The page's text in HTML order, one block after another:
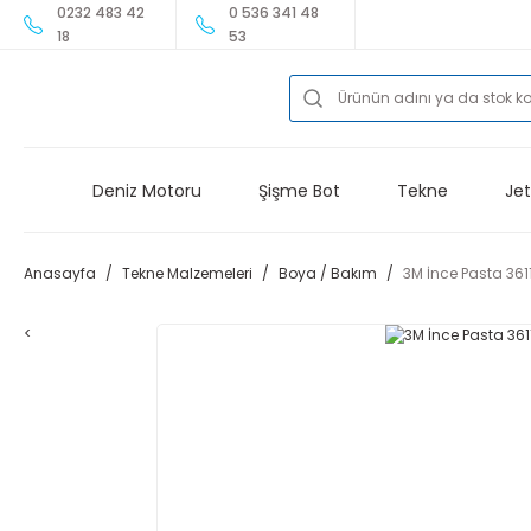
0232 483 42
18
0 536 341 48
53
Deniz Motoru Şişme Bot Tekne
Anasayfa Tekne Malzemeleri Boya / Bakım 3M İnce Pasta
<